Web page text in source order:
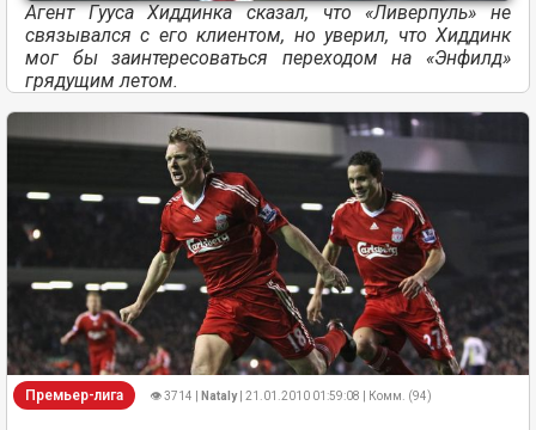
Агент Гууса Хиддинка сказал, что «Ливерпуль» не
связывался с его клиентом, но уверил, что Хиддинк
мог бы заинтересоваться переходом на «Энфилд»
грядущим летом.
Премьер-лига 👁 3714 | Nataly| 21.01.2010 01:59:08 | Комм. (94)